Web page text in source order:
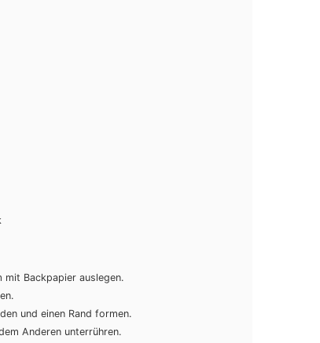
mit Backpapier auslegen.
und einen Rand formen.
Anderen unterrühren.